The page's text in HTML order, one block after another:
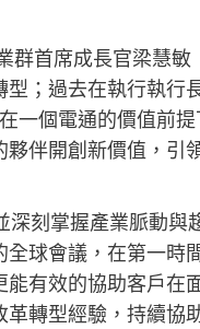
首席成長官梁慧敏
；過去在執行執行
一個電通的價值前
伴開創新價值，引
刻掌握產業脈動與
球會議，在第一時
有效的協助客戶在
轉型經驗，持續協